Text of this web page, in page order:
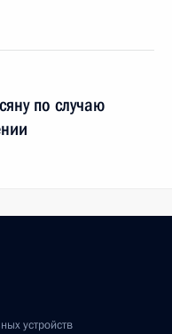
по случаю
устройств